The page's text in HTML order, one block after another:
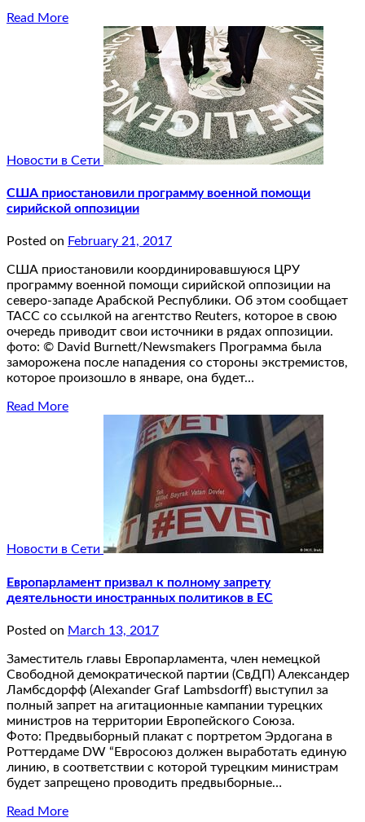
Read More
Новости в Сети
США приостановили программу военной помощи
сирийской оппозиции
Posted on February 21, 2017
США приостановили координировавшуюся ЦРУ
программу военной помощи сирийской оппозиции на
северо-западе Арабской Республики. Об этом сообщает
ТАСС со ссылкой на агентство Reuters, которое в свою
очередь приводит свои источники в рядах оппозиции.
фото: © David Burnett/Newsmakers Программа была
заморожена после нападения со стороны экстремистов,
которое произошло в январе, она будет…
Read More
Новости в Сети
Европарламент призвал к полному запрету
деятельности иностранных политиков в ЕС
Posted on March 13, 2017
Заместитель главы Европарламента, член немецкой
Свободной демократической партии (СвДП) Александер
Ламбсдорфф (Alexander Graf Lambsdorff) выступил за
полный запрет на агитационные кампании турецких
министров на территории Европейского Союза.
Фото: Предвыборный плакат с портретом Эрдогана в
Роттердаме DW “Евросоюз должен выработать единую
линию, в соответствии с которой турецким министрам
будет запрещено проводить предвыборные…
Read More